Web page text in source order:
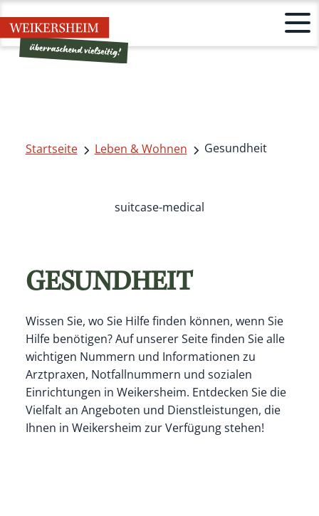
Startseite Leben & Wohnen Gesundheit
GESUNDHEIT
Wissen Sie, wo Sie Hilfe finden können, wenn Sie
Hilfe benötigen? Auf unserer Seite finden Sie alle
wichtigen Nummern und Informationen zu
Arztpraxen, Notfallnummern und sozialen
Einrichtungen in Weikersheim. Entdecken Sie die
Vielfalt an Angeboten und Dienstleistungen, die
Ihnen in Weikersheim zur Verfügung stehen!
suitcase-medical